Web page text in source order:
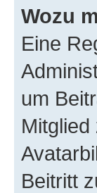
Wozu
Eine
um
Beitritt